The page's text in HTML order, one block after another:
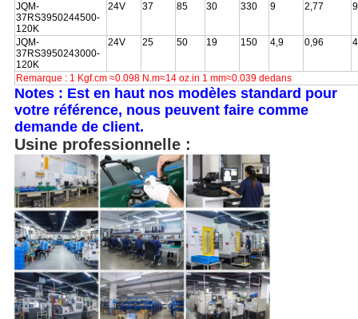
JQM-
37RS3950244500-
120K
24V 37 85 30 330 9 2,77
JQM-
37RS3950243000-
120K
24V 25 50 19 150 4,9 0,96
Remarque : 1 Kgf.cm ≈0.098 N.m≈14 oz.in 1 mm≈0.039 dedans
Notes : Est en haut nos modèles standard pour
votre référence, nous peuvent faire comme
demande de client.
Usine professionnelle :